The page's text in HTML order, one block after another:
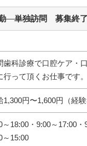
単独訪問募集終
⻭科診療で⼝腔ケア・
⾏って頂くお仕事です
1,300円〜1,600円（経
～18:00・9:00～17:00・
～15:00